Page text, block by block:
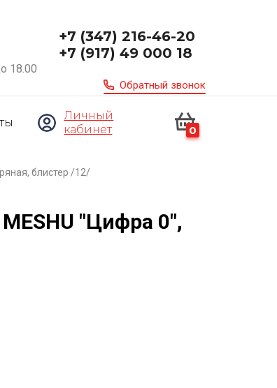
18.00
+7 (347) 216-46-20
+7 (917) 49 000 18
Обратный звонок
Личный
кабинет
0
блистер /12/
"Цифра 0",